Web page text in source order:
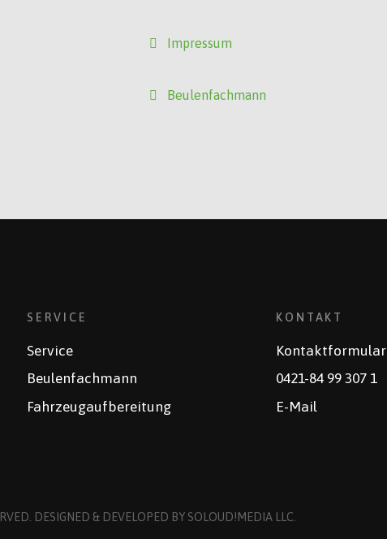
Impressum
Beulenfachmann
SERVICE
Service
Beulenfachmann
Fahrzeugaufbereitung
KONTAKT
Kontaktformular
0421-84 99 307 1
E-Mail
DESIGNED & DEVELOPED BY SOLOUD!MEDIA LLC